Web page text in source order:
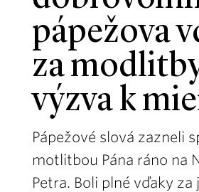
pápežova
za
výzva k
Pápežové slová zazneli
motlitbou Pána ráno na
Petra. Boli plné vďaky za